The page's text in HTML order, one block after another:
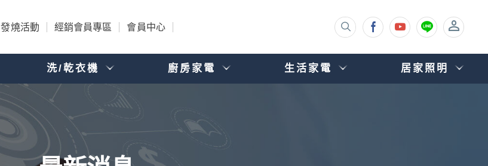
發燒活動 經銷會員專區 會員中心
洗/乾衣機 廚房家電 生活家電 居家照明